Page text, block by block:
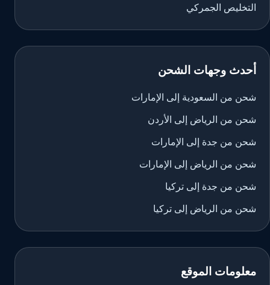
التخليص الجمركي
أحدث وجهات الشحن
شحن من السعودية إلى الإمارات
شحن من الرياض إلى الأردن
شحن من جدة إلى الإمارات
شحن من الرياض إلى الإمارات
شحن من جدة إلى تركيا
شحن من الرياض إلى تركيا
معلومات الموقع